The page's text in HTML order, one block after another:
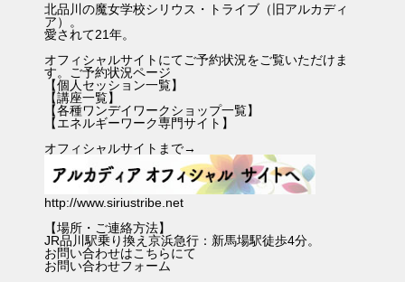
北品川の魔女学校シリウス・トライブ（旧アルカディ
ア）。
愛されて21年。
オフィシャルサイトにてご予約状況をご覧いただけま
す。
ご予約状況ページ
【個人セッション一覧】
【講座一覧】
【各種ワンデイワークショップ一覧】
【エネルギーワーク専門サイト 】
オフィシャルサイトまで→
http://www.siriustribe.net
【場所・ご連絡方法】
JR品川駅乗り換え京浜急行：新馬場駅徒歩4分。
お問い合わせはこちらにて
お問い合わせフォーム